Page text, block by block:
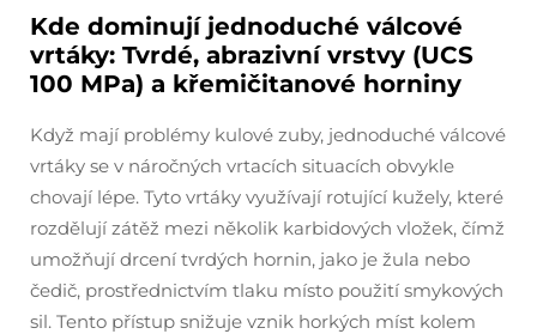
Kde dominují jednoduché válcové
vrtáky: Tvrdé, abrazivní vrstvy (UCS
100 MPa) a křemičitanové horniny
Když mají problémy kulové zuby, jednoduché válcové
vrtáky se v náročných vrtacích situacích obvykle
chovají lépe. Tyto vrtáky využívají rotující kužely, které
rozdělují zátěž mezi několik karbidových vložek, čímž
umožňují drcení tvrdých hornin, jako je žula nebo
čedič, prostřednictvím tlaku místo použití smykových
sil. Tento přístup snižuje vznik horkých míst kolem